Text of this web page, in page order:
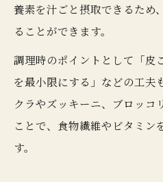
養素を汁ごと摂取できるため
ることができます。
調理時のポイントとして「皮
を最小限にする」などの工夫
クラやズッキーニ、ブロッコ
ことで、食物繊維やビタミン
す。